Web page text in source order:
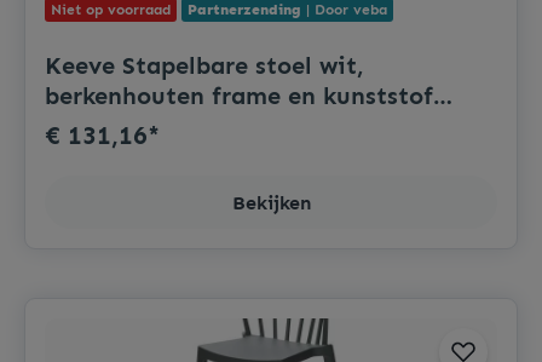
Niet op voorraad Partnerzending | Door veba
Keeve Stapelbare stoel wit,
berkenhouten frame en kunststof
zitting, 47x53x83cm (LxBxH),
505FD01SW
€ 131,16*
Bekijken